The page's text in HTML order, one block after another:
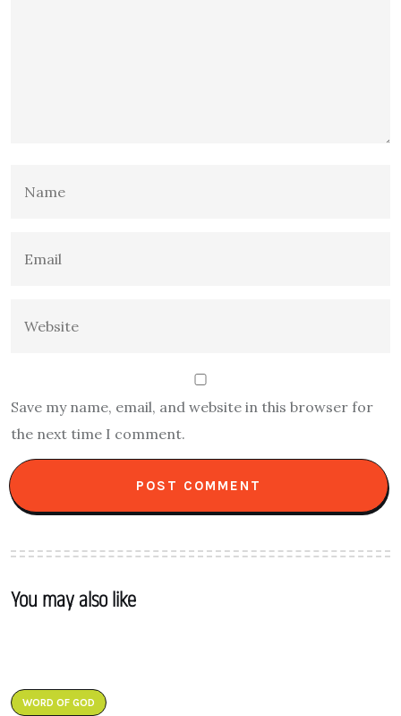
Save my name, email, and website in this browser for
the next time I comment.
You may also like
WORD OF GOD